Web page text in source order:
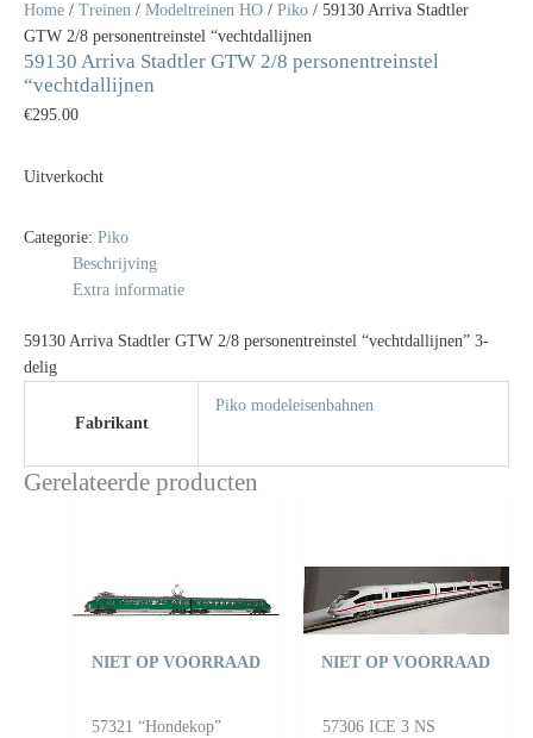
Home / Treinen / Modeltreinen HO / Piko / 59130 Arriva Stadtler
GTW 2/8 personentreinstel “vechtdallijnen
59130 Arriva Stadtler GTW 2/8 personentreinstel
“vechtdallijnen
€295.00
Uitverkocht
Categorie: Piko
Beschrijving
Extra informatie
59130 Arriva Stadtler GTW 2/8 personentreinstel “vechtdallijnen” 3-
delig
Fabrikant
Piko modeleisenbahnen
Gerelateerde producten
NIET OP VOORRAAD
57321 “Hondekop”
NIET OP VOORRAAD
57306 ICE 3 NS